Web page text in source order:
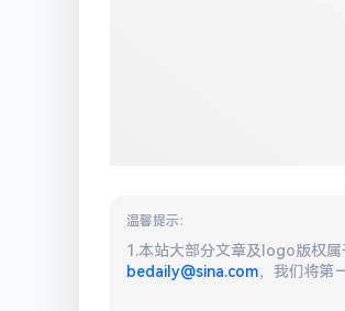
温馨提示：
1.本站大部分文章及logo版权属
bedaily@sina.com，我们将第